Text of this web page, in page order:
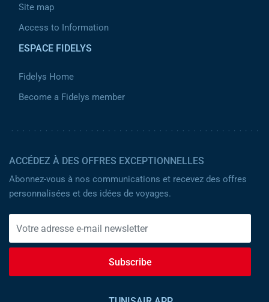
Site map
Access to Information
ESPACE FIDELYS
Fidelys Home
Become a Fidelys member
ACCÉDEZ À DES OFFRES EXCEPTIONNELLES
Abonnez-vous à nos communications et recevez des offres
personnalisées et des idées de voyages.
Subscribe